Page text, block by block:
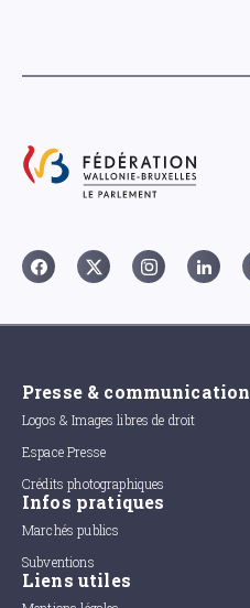
Presse & communication
Logos & Images libres de droit
Espace Presse
Crédits photographiques
Infos pratiques
Marchés publics
Subventions
Liens utiles